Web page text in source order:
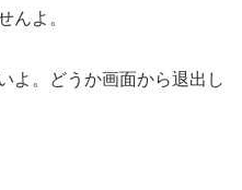
んよ。
よ。どうか画面から退出し